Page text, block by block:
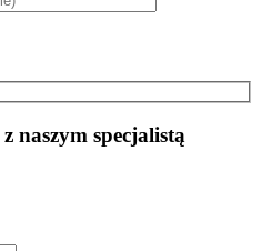
z naszym specjalistą